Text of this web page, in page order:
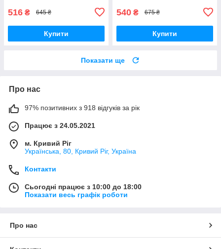
516 ₴ 645 ₴
Купити
540 ₴ 675 ₴
Купити
Показати ще
Про нас
97% позитивних з 918 відгуків за рік
Працює з 24.05.2021
м. Кривий Ріг
Українська, 80, Кривий Ріг, Україна
Контакти
Сьогодні працює з 10:00 до 18:00
Показати весь графік роботи
Про нас